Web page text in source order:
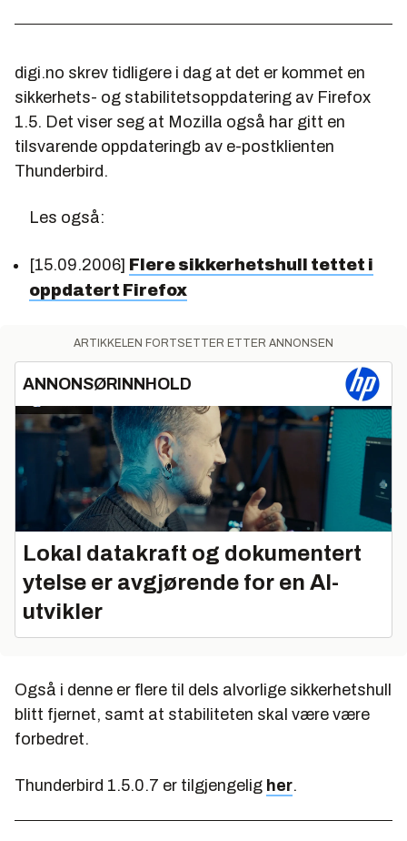
digi.no skrev tidligere i dag at det er kommet en
sikkerhets- og stabilitetsoppdatering av Firefox
1.5. Det viser seg at Mozilla også har gitt en
tilsvarende oppdateringb av e-postklienten
Thunderbird.
Les også:
[15.09.2006] Flere sikkerhetshull tettet i
oppdatert Firefox
ARTIKKELEN FORTSETTER ETTER ANNONSEN
ANNONSØRINNHOLD
Lokal datakraft og dokumentert
ytelse er avgjørende for en AI-
utvikler
Også i denne er flere til dels alvorlige sikkerhetshull
blitt fjernet, samt at stabiliteten skal være være
forbedret.
Thunderbird 1.5.0.7 er tilgjengelig her.